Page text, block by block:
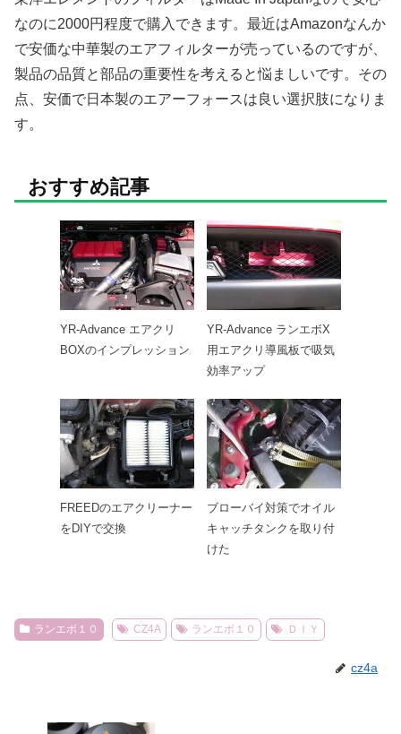
なのに2000円程度で購入できます。最近はAmazonなんか
で安価な中華製のエアフィルターが売っているのですが、
製品の品質と部品の重要性を考えると悩ましいです。その
点、安価で日本製のエアーフォースは良い選択肢になりま
す。
おすすめ記事
YR-Advance エアクリ
BOXのインプレッション
YR-Advance ランエボX
用エアクリ導風板で吸気
効率アップ
FREEDのエアクリーナー
をDIYで交換
ブローバイ対策でオイル
キャッチタンクを取り付
けた
ランエボ１０ CZ4A ランエボ１０ ＤＩＹ
cz4a